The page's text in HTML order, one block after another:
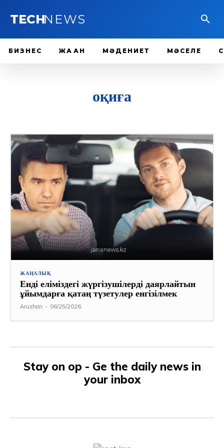
TECHNEWS
БИЗНЕС ЖАҺАН МӘДЕНИЕТ МӘСЕЛЕ
оқиға
ЖАҢАЛЫҚ
Енді еліміздегі жүргізушілерді даярлайтын
ұйымдарға қатаң түзетулер енгізілмек
Aruzhan - 06/25/2026
Stay on op - Ge the daily news in
your inbox